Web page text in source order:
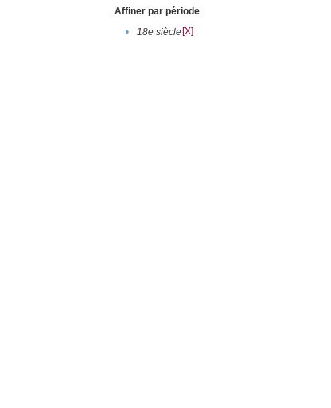
Affiner par période
•
18e siècle[X]